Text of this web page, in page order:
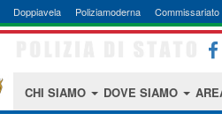
Doppiavela Poliziamoderna Commissariato
CHI SIAMO DOVE SIAMO